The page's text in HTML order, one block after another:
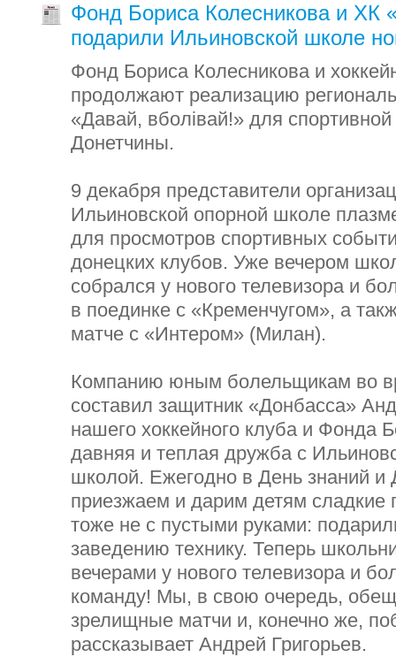
Фонд Бориса Колесникова и ХК
подарили Ильиновской школе
Фонд Бориса Колесникова и
продолжают реализацию
«Давай, вболівай!» для
Донетчины.
9 декабря представители
Ильиновской опорной школе
для просмотров спортивных
донецких клубов. Уже вечером
собрался у нового телевизора и
в поединке с «Кременчугом», а
матче с «Интером» (Милан).
Компанию юным болельщикам во
составил защитник «Донбасса»
нашего хоккейного клуба и Фонда
давняя и теплая дружба с
школой. Ежегодно в День знаний
приезжаем и дарим детям сладкие
тоже не с пустыми руками:
заведению технику. Теперь
вечерами у нового телевизора и
команду! Мы, в свою очередь,
зрелищные матчи и, конечно же,
рассказывает Андрей Григорьев.